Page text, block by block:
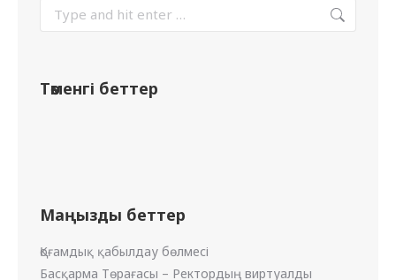
Төменгі беттер
Маңызды беттер
Қоғамдық қабылдау бөлмесі
Басқарма Төрағасы – Ректордың виртуалды